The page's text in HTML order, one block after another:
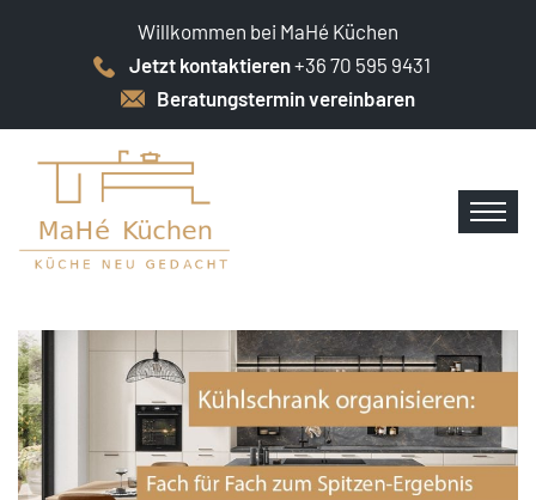
Willkommen bei MaHé Küchen
Jetzt kontaktieren+36 70 595 9431
Beratungstermin vereinbaren